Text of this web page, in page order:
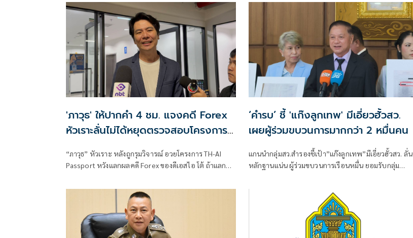
'ภาวุธ' ให้ปากคำ 4 ชม. แจงคดี Forex
หัวเราะลั่นไม่ได้หยุดตรวจสอบโครงการ
“ภาวุธ” หัวเราะ หลังถูกรุมวิจารณ์ อวยโครงการ TH-AI
Passport หวังแลกผลคดี Forex ของดีเอสไอ โต้ ถ้าแลกผล
ภารกิจงานประชุมคณะอนุฯหลายชุด เผยยังมีเพื่อน
สส.รายอื่นของพรรคประชาชน รับผิดชอบโดยตรงอยู่แล้ว
‘คำรบ’ ชี้ 'แก๊งลูกเทพ' มีเอี่ยวฮั้วสว.
เผยผู้ร่วมขบวนการมากกว่า 2 หมื่นคน
แกนนำกลุ่มสว.สำรองชี้เป้า”แก๊งลูกเทพ”มีเอี่ยวฮั้วสว. ลั่น
หลักฐานแน่น ผู้ร่วมขบวนการเรือนหมื่น ยอมรับกลุ่ม
เตือนกกต.หากไม่ส่งศาลฎีกาสอย 138 สว.โดนร้องเอาผิด